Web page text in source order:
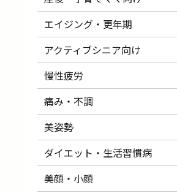
エイジング・更年期
アクティブシニア向け
慢性疲労
痛み・不調
美姿勢
ダイエット・生活習慣病
美顔・小顔